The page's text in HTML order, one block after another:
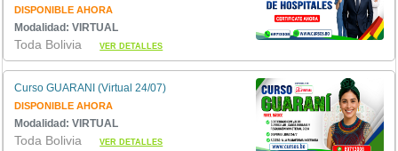
DISPONIBLE AHORA
Modalidad: VIRTUAL
Toda BoliviaVER DETALLES
Curso GUARANI (Virtual 24/07)
DISPONIBLE AHORA
Modalidad: VIRTUAL
Toda BoliviaVER DETALLES